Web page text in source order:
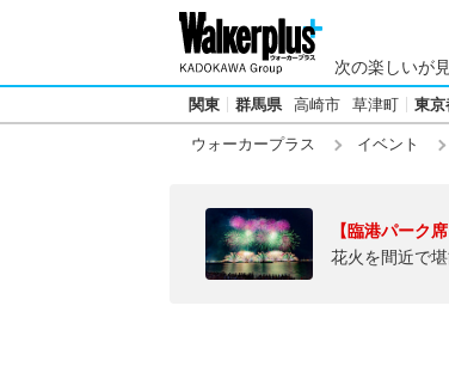
次の楽しいが
関東 群馬県 高崎市 草津町 東京
ウォーカープラス イベント
【臨港パーク
花火を間近で